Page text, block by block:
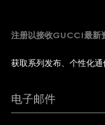
注册以接收GUCCI最新
获取系列发布、个性化通
电子邮件